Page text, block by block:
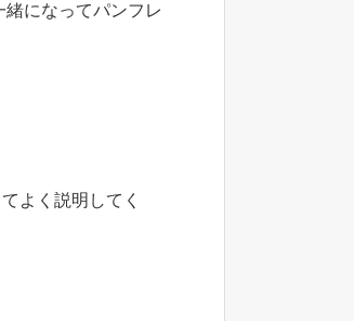
になってパンフレ
よく説明してく